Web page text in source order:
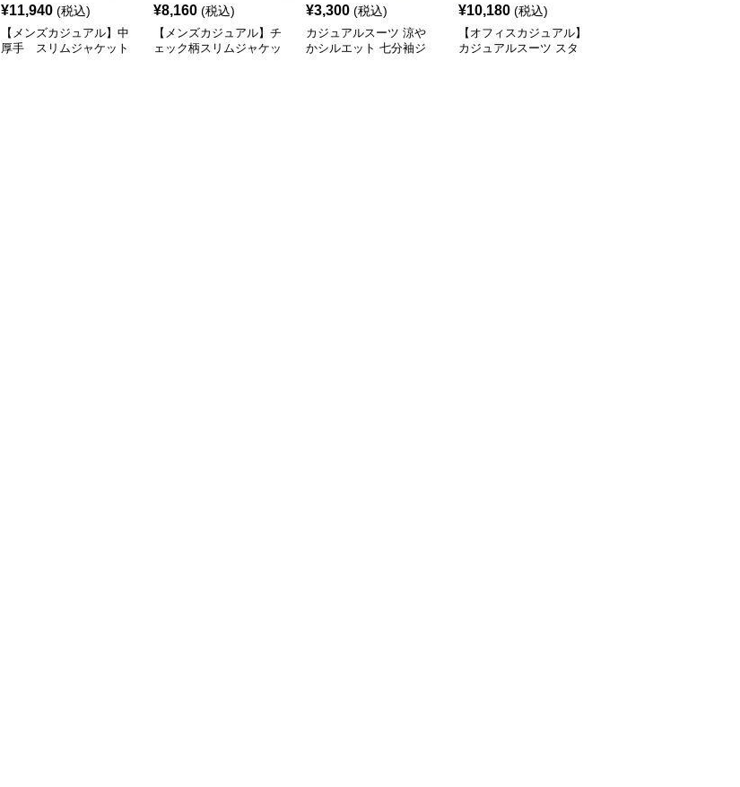
¥11,940 (税込)
【メンズカジュアル】中
厚手 スリムジャケット
¥8,160 (税込)
【メンズカジュアル】チ
ェック柄スリムジャケッ
¥3,300 (税込)
カジュアルスーツ 涼や
かシルエット 七分袖ジ
¥10,180 (税込)
【オフィスカジュアル】
カジュアルスーツ スタ